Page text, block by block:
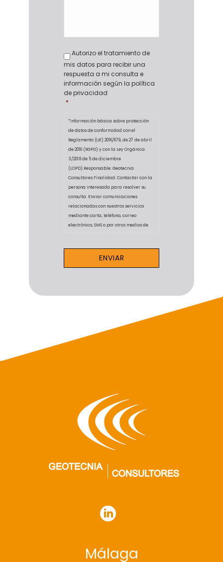
Política
de
privacidad *
Autorizo el tratamiento de
mis datos para recibir una
respuesta a mi consulta e
información según la política
de privacidad
*
*Información básica sobre protección
de datos de conformidad con el
Reglamento (UE) 2016/679, de 27 de abril
de 2016 (RGPD) y con la Ley Orgánica
3/2018 de 5 de diciembre
(LOPD).Responsable: Geotecnia
Consultores Finalidad: Contactar con la
persona interesada para resolver su
consulta. Enviar comunicaciones
relacionadas con nuestros servicios
mediante carta, teléfono, correo
electrónico, SMS o por otros medios de
derecho a acceder, rectificar y suprimir
tus datos, así como otros derechos,
indicados en la información adicional
cláusulas de la Política de Privacidad.
Málaga